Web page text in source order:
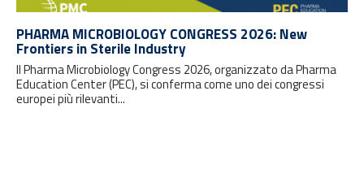
PHARMA MICROBIOLOGY CONGRESS 2026: New
Frontiers in Sterile Industry
Il Pharma Microbiology Congress 2026, organizzato da Pharma
Education Center (PEC), si conferma come uno dei congressi
europei più rilevanti...